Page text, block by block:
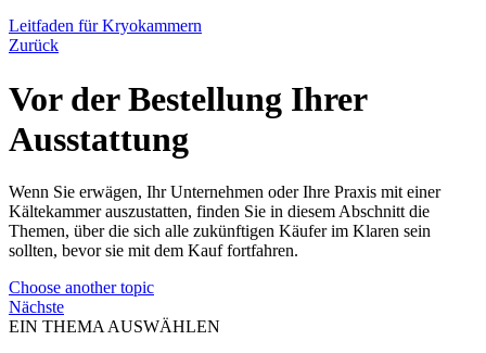
Leitfaden für Kryokammern
Zurück
Vor der Bestellung Ihrer
Ausstattung
Wenn Sie erwägen, Ihr Unternehmen oder Ihre Praxis mit einer
Kältekammer auszustatten, finden Sie in diesem Abschnitt die
Themen, über die sich alle zukünftigen Käufer im Klaren sein
sollten, bevor sie mit dem Kauf fortfahren.
Choose another topic
Nächste
EIN THEMA AUSWÄHLEN